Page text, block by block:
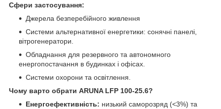
Сфери застосування:
Джерела безперебійного живлення
Системи альтернативної енергетики: сонячні панелі,
вітрогенератори.
Обладнання для резервного та автономного
енергопостачання в будинках і офісах.
Системи охорони та освітлення.
Чому варто обрати ARUNA LFP 100-25.6?
Енергоефективність: низький саморозряд (<3%) та